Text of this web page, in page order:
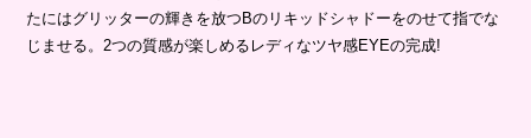
たにはグリッターの輝きを放つBのリキッドシャドーをのせて指でな
じませる。2つの質感が楽しめるレディなツヤ感EYEの完成!